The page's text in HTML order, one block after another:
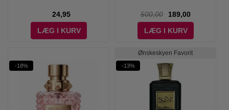
24,95
LÆG I KURV
500,00
189,00
LÆG I KURV
-18%
Ønskeskyen Favorit
-13%